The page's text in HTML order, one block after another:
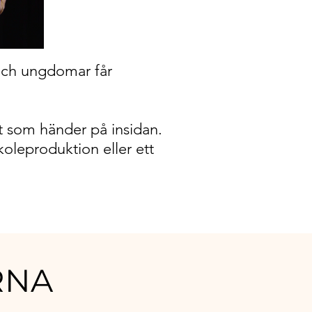
ungdomar får
händer på insidan.
eller ett